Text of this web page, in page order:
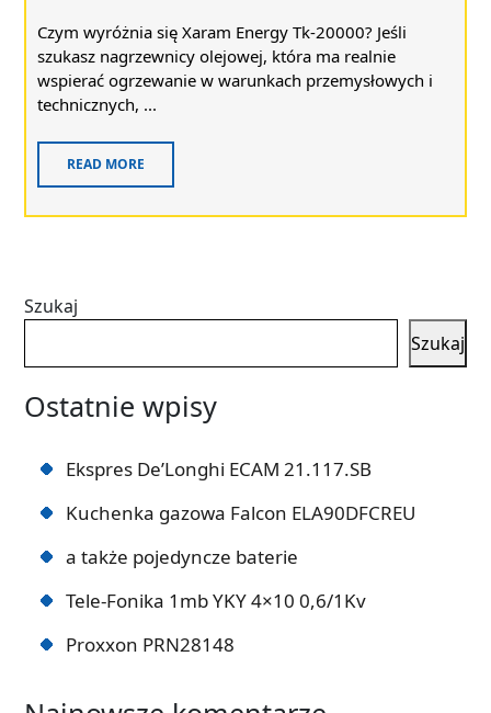
Czym wyróżnia się Xaram Energy Tk-20000? Jeśli
szukasz nagrzewnicy olejowej, która ma realnie
wspierać ogrzewanie w warunkach przemysłowych i
technicznych, ...
READ MORE
Szukaj
Szukaj
Ostatnie wpisy
Ekspres De’Longhi ECAM 21.117.SB
Kuchenka gazowa Falcon ELA90DFCREU
a także pojedyncze baterie
Tele-Fonika 1mb YKY 4×10 0,6/1Kv
Proxxon PRN28148